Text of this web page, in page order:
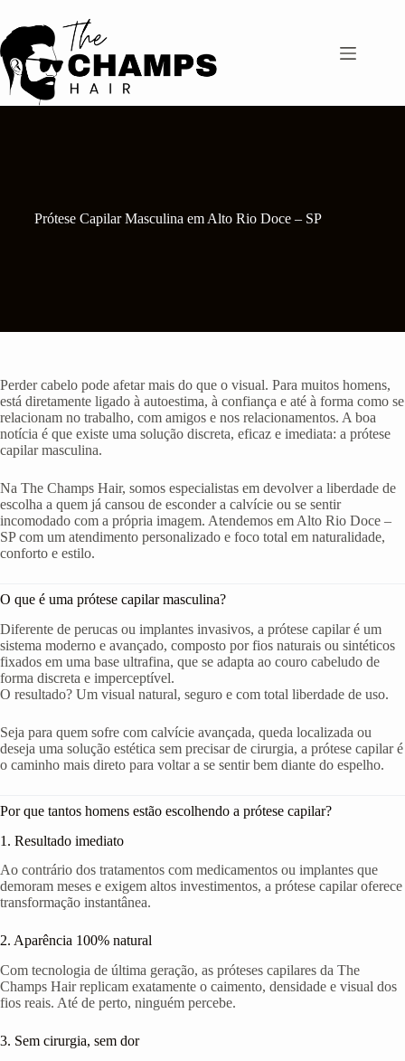
para
o
conteúdo
Prótese Capilar Masculina em Alto Rio Doce – SP
Perder cabelo pode afetar mais do que o visual. Para muitos homens,
está diretamente ligado à autoestima, à confiança e até à forma como se
relacionam no trabalho, com amigos e nos relacionamentos. A boa
notícia é que existe uma solução discreta, eficaz e imediata: a prótese
capilar masculina.
Na The Champs Hair, somos especialistas em devolver a liberdade de
escolha a quem já cansou de esconder a calvície ou se sentir
incomodado com a própria imagem. Atendemos em Alto Rio Doce –
SP com um atendimento personalizado e foco total em naturalidade,
conforto e estilo.
O que é uma prótese capilar masculina?
Diferente de perucas ou implantes invasivos, a prótese capilar é um
sistema moderno e avançado, composto por fios naturais ou sintéticos
fixados em uma base ultrafina, que se adapta ao couro cabeludo de
forma discreta e imperceptível.
O resultado? Um visual natural, seguro e com total liberdade de uso.
Seja para quem sofre com calvície avançada, queda localizada ou
deseja uma solução estética sem precisar de cirurgia, a prótese capilar é
o caminho mais direto para voltar a se sentir bem diante do espelho.
Por que tantos homens estão escolhendo a prótese capilar?
1. Resultado imediato
Ao contrário dos tratamentos com medicamentos ou implantes que
demoram meses e exigem altos investimentos, a prótese capilar oferece
transformação instantânea.
2. Aparência 100% natural
Com tecnologia de última geração, as próteses capilares da The
Champs Hair replicam exatamente o caimento, densidade e visual dos
fios reais. Até de perto, ninguém percebe.
3. Sem cirurgia, sem dor